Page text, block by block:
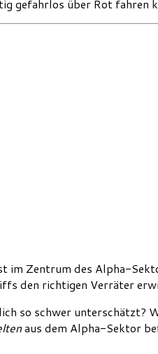
gefahrlos über Rot fahren
im Zentrum des Alpha-
den richtigen Verräter
so schwer
aus dem Alpha-Sektor